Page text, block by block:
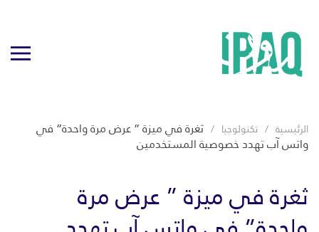
الرئيسية تكنولوجيا ثغرة في ميزة ” عرض مرة واحدة” في
واتس آب تهدد خصوصية المستخدمين
ثغرة في ميزة ” عرض مرة